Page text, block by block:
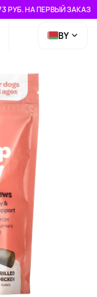
РУБ. НА ПЕРВЫЙ ЗАКАЗ
BY